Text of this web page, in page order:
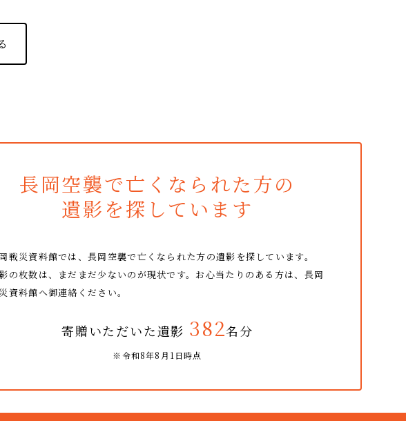
長岡空襲で亡くなられた方の
遺影を探しています
戦災資料館では、長岡空襲で亡くなられた方の遺影を探しています。
の枚数は、まだまだ少ないのが現状です。お心当たりのある方は、長岡
資料館へ御連絡ください。
寄贈いただいた遺影 382名分
※令和8年8月1日時点